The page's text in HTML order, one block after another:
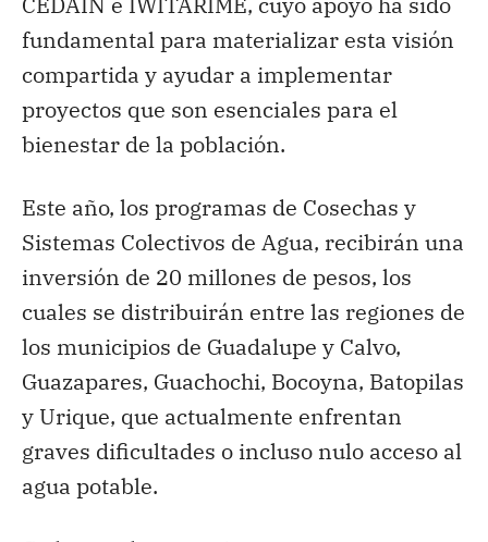
fundamental para materializar esta visión
compartida y ayudar a implementar
proyectos que son esenciales para el
bienestar de la población.
Este año, los programas de Cosechas y
Sistemas Colectivos de Agua, recibirán una
inversión de 20 millones de pesos, los
cuales se distribuirán entre las regiones de
los municipios de Guadalupe y Calvo,
Guazapares, Guachochi, Bocoyna, Batopilas
y Urique, que actualmente enfrentan
graves dificultades o incluso nulo acceso al
agua potable.